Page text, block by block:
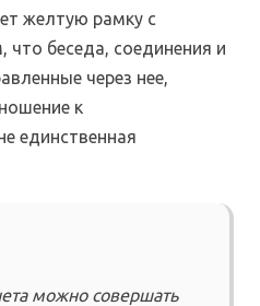
желтую рамку с
беседа, соединения и
через нее,
к
единственная
можно совершать